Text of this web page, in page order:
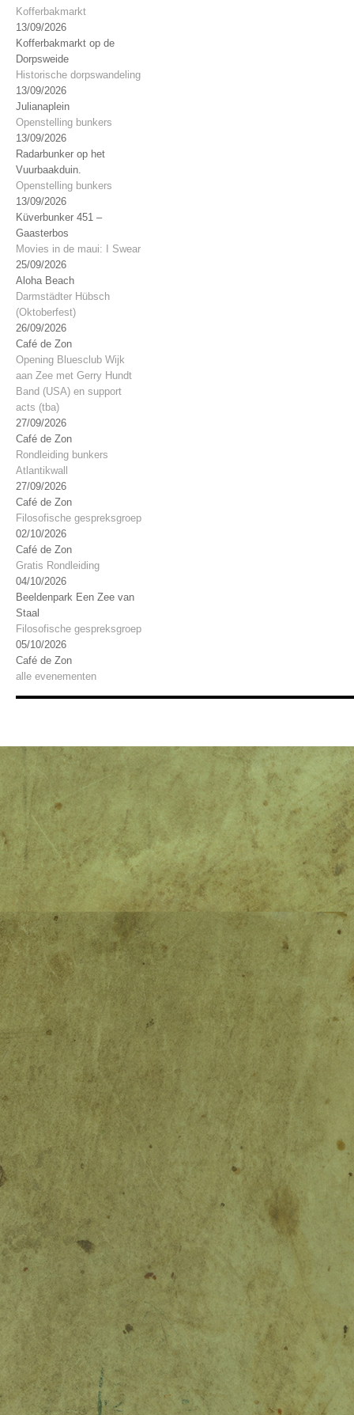
Kofferbakmarkt
13/09/2026
Kofferbakmarkt op de
Dorpsweide
Historische dorpswandeling
13/09/2026
Julianaplein
Openstelling bunkers
13/09/2026
Radarbunker op het
Vuurbaakduin.
Openstelling bunkers
13/09/2026
Küverbunker 451 –
Gaasterbos
Movies in de maui: I Swear
25/09/2026
Aloha Beach
Darmstädter Hübsch
(Oktoberfest)
26/09/2026
Café de Zon
Opening Bluesclub Wijk
aan Zee met Gerry Hundt
Band (USA) en support
acts (tba)
27/09/2026
Café de Zon
Rondleiding bunkers
Atlantikwall
27/09/2026
Café de Zon
Filosofische gespreksgroep
02/10/2026
Café de Zon
Gratis Rondleiding
04/10/2026
Beeldenpark Een Zee van
Staal
Filosofische gespreksgroep
05/10/2026
Café de Zon
alle evenementen